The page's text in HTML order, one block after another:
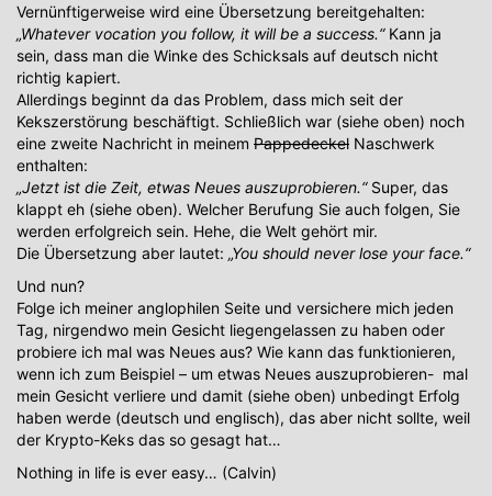
Vernünftigerweise wird eine Übersetzung bereitgehalten:
„Whatever vocation you follow, it will be a success.“Kann ja
sein, dass man die Winke des Schicksals auf deutsch nicht
richtig kapiert.
Allerdings beginnt da das Problem, dass mich seit der
Kekszerstörung beschäftigt. Schließlich war (siehe oben) noch
eine zweite Nachricht in meinem Pappedeckel Naschwerk
enthalten:
„Jetzt ist die Zeit, etwas Neues auszuprobieren.“Super, das
klappt eh (siehe oben). Welcher Berufung Sie auch folgen, Sie
werden erfolgreich sein. Hehe, die Welt gehört mir.
Die Übersetzung aber lautet: „You should never lose your face.“
Und nun?
Folge ich meiner anglophilen Seite und versichere mich jeden
Tag, nirgendwo mein Gesicht liegengelassen zu haben oder
probiere ich mal was Neues aus? Wie kann das funktionieren,
wenn ich zum Beispiel – um etwas Neues auszuprobieren- mal
mein Gesicht verliere und damit (siehe oben) unbedingt Erfolg
haben werde (deutsch und englisch), das aber nicht sollte, weil
der Krypto-Keks das so gesagt hat…
Nothing in life is ever easy… (Calvin)